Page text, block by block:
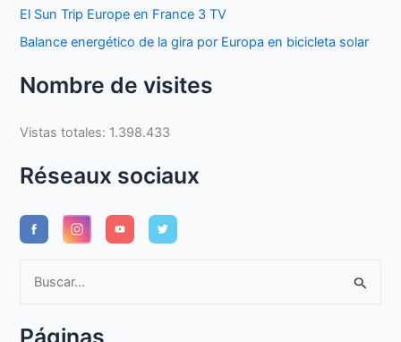
El Sun Trip Europe en France 3 TV
Balance energético de la gira por Europa en bicicleta solar
Nombre de visites
Vistas totales: 1.398.433
Réseaux sociaux
Páginas